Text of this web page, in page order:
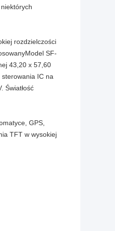
rozdzielczości
SF-
43,20 x 57,60
sterowania IC na
Światłość
GPS,
TFT w wysokiej